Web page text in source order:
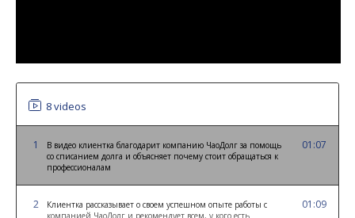
8 videos
1
В видео клиентка благодарит компанию ЧаоДолг за помощь
со списанием долга и объясняет почему стоит обращаться к
профессионалам
01:07
2
Клиентка рассказывает о своем успешном опыте работы с
компанией ЧаоДолг и рекомендует всем, у кого есть
01:09